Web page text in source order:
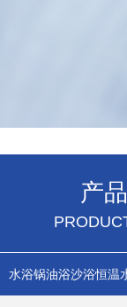
产
水浴锅油浴沙浴恒温